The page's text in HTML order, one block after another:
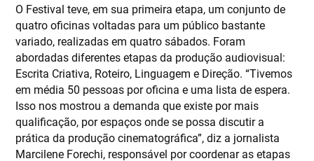
O Festival teve, em sua primeira etapa, um conjunto de
quatro oficinas voltadas para um público bastante
variado, realizadas em quatro sábados. Foram
abordadas diferentes etapas da produção audiovisual:
Escrita Criativa, Roteiro, Linguagem e Direção. “Tivemos
em média 50 pessoas por oficina e uma lista de espera.
Isso nos mostrou a demanda que existe por mais
qualificação, por espaços onde se possa discutir a
prática da produção cinematográfica”, diz a jornalista
Marcilene Forechi, responsável por coordenar as etapas